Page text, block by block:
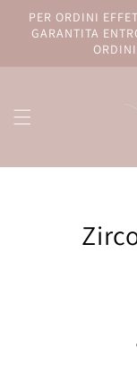
direttamente
ai contenuti
PER ORDINI
GARANTITA
sul prodotto